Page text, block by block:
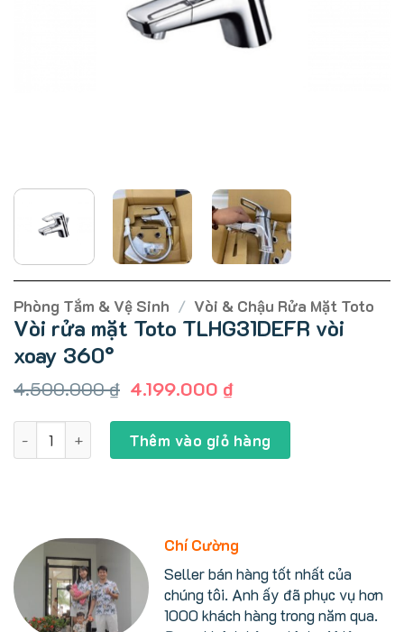
Phòng Tắm & Vệ Sinh / Vòi & Chậu Rửa Mặt Toto
Vòi rửa mặt Toto TLHG31DEFR vòi
xoay 360°
4.500.000₫ Giá
là:
4.500.000 ₫.
4.199.000 ₫Giá
tại
là:
4.199.000 ₫.
Vòi rửa mặt Toto TLHG31DEFR vòi xoay 360° số lượng
Thêm vào giỏ hàng
Chí Cường
Seller bán hàng tốt nhất của
chúng tôi. Anh ấy đã phục vụ hơn
1000 khách hàng trong năm qua.